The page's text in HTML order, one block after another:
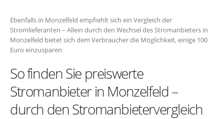
Ebenfalls in Monzelfeld empfiehlt sich ein Vergleich der
Stromlieferanten – Allein durch den Wechsel des Stromanbieters in
Monzelfeld bietet sich dem Verbraucher die Möglichkeit, einige 100
Euro einzusparen
So finden Sie preiswerte
Stromanbieter in Monzelfeld –
durch den Stromanbietervergleich